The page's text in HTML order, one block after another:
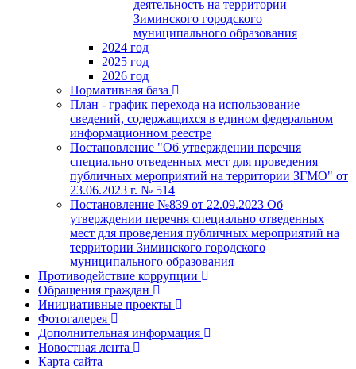
деятельность на территории
Зиминского городского
муниципального образования
2024 год
2025 год
2026 год
Нормативная база
План - график перехода на использование
сведений, содержащихся в едином федеральном
информационном реестре
Постановление "Об утверждении перечня
специально отведенных мест для проведения
публичных мероприятий на территории ЗГМО" от
23.06.2023 г. № 514
Постановление №839 от 22.09.2023 Об
утверждении перечня специально отведенных
мест для проведения публичных мероприятий на
территории Зиминского городского
муниципального образования
Противодействие коррупции
Обращения граждан
Инициативные проекты
Фотогалерея
Дополнительная информация
Новостная лента
Карта сайта